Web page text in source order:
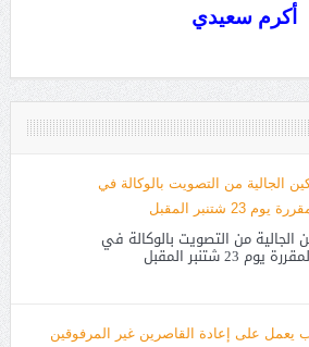
أكرم سعيدي
من التصويت بالوكالة في
شتنبر المقبل